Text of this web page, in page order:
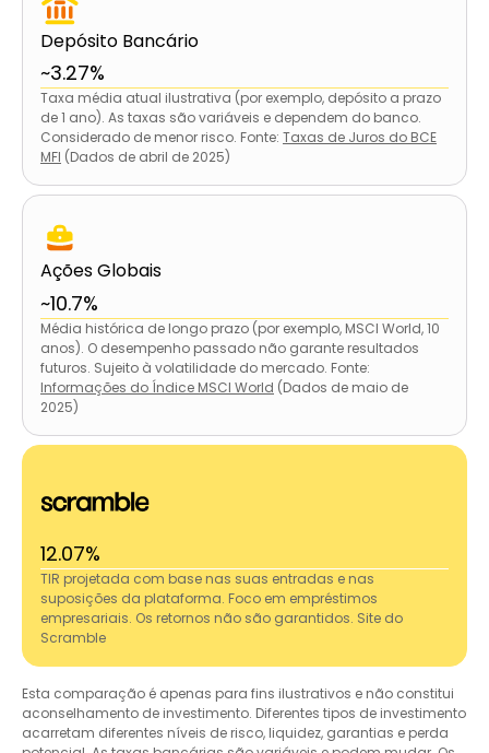
Depósito Bancário
~3.27%
Taxa média atual ilustrativa (por exemplo, depósito a prazo
de 1 ano). As taxas são variáveis e dependem do banco.
Considerado de menor risco. Fonte: Taxas de Juros do BCE
MFI (Dados de abril de 2025)
Ações Globais
~10.7%
Média histórica de longo prazo (por exemplo, MSCI World, 10
anos). O desempenho passado não garante resultados
futuros. Sujeito à volatilidade do mercado. Fonte:
Informações do Índice MSCI World (Dados de maio de
2025)
12.07%
TIR projetada com base nas suas entradas e nas
suposições da plataforma. Foco em empréstimos
empresariais. Os retornos não são garantidos. Site do
Scramble
Esta comparação é apenas para fins ilustrativos e não constitui
aconselhamento de investimento. Diferentes tipos de investimento
acarretam diferentes níveis de risco, liquidez, garantias e perda